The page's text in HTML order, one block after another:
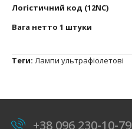
Логістичний код (12NC)
Вага нетто 1 штуки
Теги: Лампи ультрафіолетові
+38 096 230-10-79